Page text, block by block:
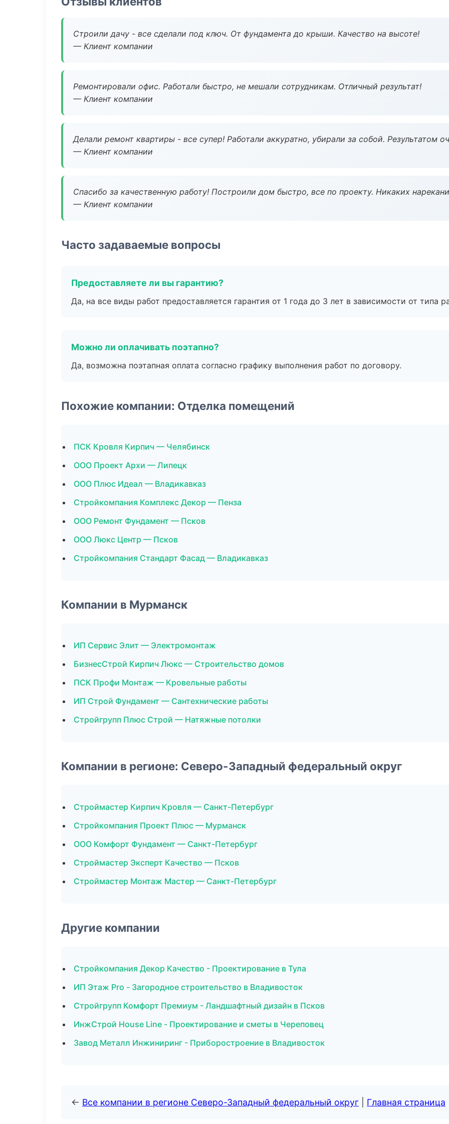
Строили дачу - все сделали под ключ. От фундамента до крыши. Качество на высоте!
— Клиент компании
Ремонтировали офис. Работали быстро, не мешали сотрудникам. Отличный результат!
— Клиент компании
Делали ремонт квартиры - все супер! Работали аккуратно, убирали за собой. Результатом
— Клиент компании
Спасибо за качественную работу! Построили дом быстро, все по проекту. Никаких
— Клиент компании
Часто задаваемые вопросы
Предоставляете ли вы гарантию?
Да, на все виды работ предоставляется гарантия от 1 года до 3 лет в зависимости от типа
Можно ли оплачивать поэтапно?
Да, возможна поэтапная оплата согласно графику выполнения работ по договору.
Похожие компании: Отделка помещений
ПСК Кровля Кирпич — Челябинск
ООО Проект Архи — Липецк
ООО Плюс Идеал — Владикавказ
Стройкомпания Комплекс Декор — Пенза
ООО Ремонт Фундамент — Псков
ООО Люкс Центр — Псков
Стройкомпания Стандарт Фасад — Владикавказ
Компании в Мурманск
ИП Сервис Элит — Электромонтаж
БизнесСтрой Кирпич Люкс — Строительство домов
ПСК Профи Монтаж — Кровельные работы
ИП Строй Фундамент — Сантехнические работы
Стройгрупп Плюс Строй — Натяжные потолки
Компании в регионе: Северо-Западный федеральный округ
Строймастер Кирпич Кровля — Санкт-Петербург
Стройкомпания Проект Плюс — Мурманск
ООО Комфорт Фундамент — Санкт-Петербург
Строймастер Эксперт Качество — Псков
Строймастер Монтаж Мастер — Санкт-Петербург
Другие компании
Стройкомпания Декор Качество - Проектирование в Тула
ИП Этаж Pro - Загородное строительство в Владивосток
Стройгрупп Комфорт Премиум - Ландшафтный дизайн в Псков
ИнжСтрой House Line - Проектирование и сметы в Череповец
Завод Металл Инжиниринг - Приборостроение в Владивосток
← Все компании в регионе Северо-Западный федеральный округ Главная страница